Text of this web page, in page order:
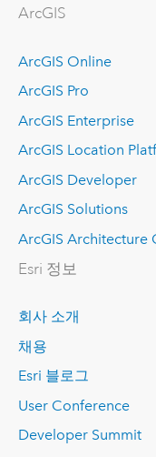
ArcGIS
ArcGIS Online
ArcGIS Pro
ArcGIS Enterprise
ArcGIS Location
ArcGIS Developer
ArcGIS Solutions
ArcGIS Architecture
Esri 정보
회사 소개
채용
Esri 블로그
User Conference
Developer Summit